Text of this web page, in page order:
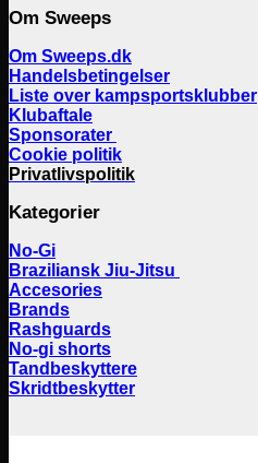
Om Sweeps
Om Sweeps.dk
Handelsbetingelser
Liste over kampsportsklubber
Klubaftale
Sponsorater
Cookie politik
Privatlivspolitik
Kategorier
No-Gi
Braziliansk Jiu-Jitsu
Accesories
Brands
Rashguards
No-gi shorts
Tandbeskyttere
Skridtbeskytter